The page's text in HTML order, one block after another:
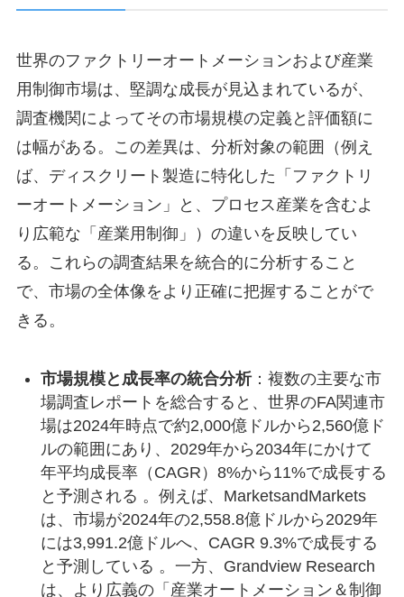
世界のファクトリーオートメーションおよび産業
用制御市場は、堅調な成長が見込まれているが、
調査機関によってその市場規模の定義と評価額に
は幅がある。この差異は、分析対象の範囲（例え
ば、ディスクリート製造に特化した「ファクトリ
ーオートメーション」と、プロセス産業を含むよ
り広範な「産業用制御」）の違いを反映してい
る。これらの調査結果を統合的に分析すること
で、市場の全体像をより正確に把握することがで
きる。
市場規模と成長率の統合分析：複数の主要な市
場調査レポートを総合すると、世界のFA関連市
場は2024年時点で約2,000億ドルから2,560億ド
ルの範囲にあり、2029年から2034年にかけて
年平均成長率（CAGR）8%から11%で成長する
と予測される 。例えば、MarketsandMarkets
は、市場が2024年の2,558.8億ドルから2029年
には3,991.2億ドルへ、CAGR 9.3%で成長する
と予測している 。一方、Grandview Research
は、より広義の「産業オートメーション＆制御